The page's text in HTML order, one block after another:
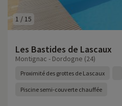
1 / 15
Les Bastides de Lascaux
Montignac - Dordogne (24)
Proximité des grottes de Lascaux
Piscine semi-couverte chauffée